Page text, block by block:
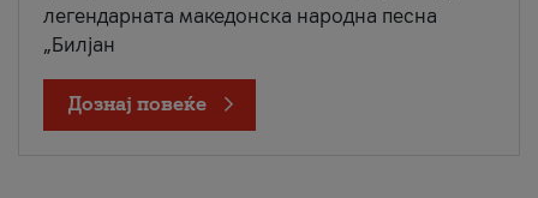
легендарната македонска народна песна
„Билјан
Дознај повеќе